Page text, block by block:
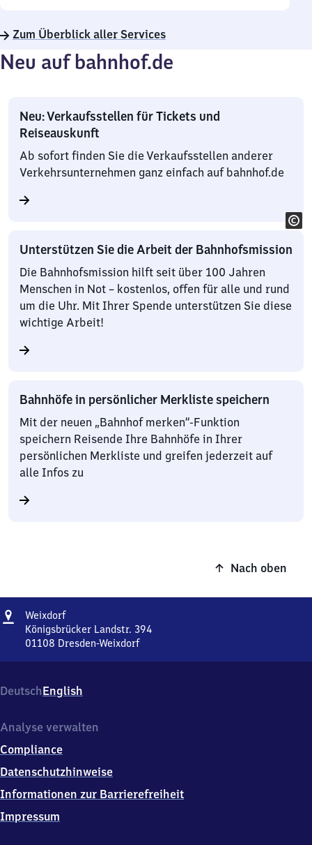
Zum Überblick aller Services
Neu auf bahnhof.de
Neu: Verkaufsstellen für Tickets und
Reiseauskunft
Ab sofort finden Sie die Verkaufsstellen anderer
Verkehrsunternehmen ganz einfach auf bahnhof.de
Unterstützen Sie die Arbeit der Bahnhofsmission
Die Bahnhofsmission hilft seit über 100 Jahren
Menschen in Not – kostenlos, offen für alle und rund
um die Uhr. Mit Ihrer Spende unterstützen Sie diese
wichtige Arbeit!
Bahnhöfe in persönlicher Merkliste speichern
Mit der neuen „Bahnhof merken“-Funktion
speichern Reisende Ihre Bahnhöfe in Ihrer
persönlichen Merkliste und greifen jederzeit auf
alle Infos zu
Nach oben
Adresse
WeixdorfWeixdorf
Königsbrücker Landstr. 394
01108 Dresden-Weixdorf
Landstr.
394,
1
0
8
Weixdorf
DeutschEnglish
Analyse verwalten
Compliance
Datenschutzhinweise
Informationen zur Barrierefreiheit
Impressum